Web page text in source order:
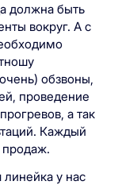
должна быть
вокруг. А с
обзвоны,
проведение
а так
Каждый
продаж.
линейка у нас